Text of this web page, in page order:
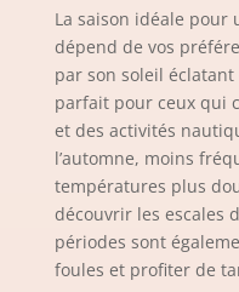
La saison idéale pour
dépend de vos
par son soleil
parfait pour ceux qui
et des activités
l’automne, moins
températures plus
découvrir les escales
périodes sont
foules et profiter de